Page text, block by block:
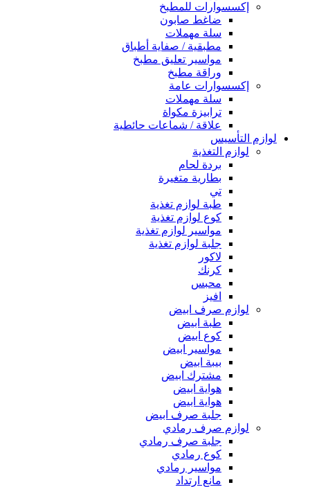
إكسسوارات للمطبخ
ضاغط صابون
سلة مهملات
مطبقية / صفاية أطباق
مواسير تعليق مطبخ
وراقة مطبخ
إكسسوارات عامة
سلة مهملات
ترابيزة مكواة
علاقة / شماعات حائطية
لوازم التأسيس
لوازم التغذية
بردة لحام
بطارية متغيرة
تي
طبة لوازم تغذية
كوع لوازم تغذية
مواسير لوازم تغذية
جلبة لوازم تغذية
لاكور
كرنك
محبس
افيز
لوازم صرف ابيض
طبة ابيض
كوع ابيض
مواسير ابيض
بيبة ابيض
مشترك ابيض
هواية ابيض
هواية ابيض
جلبة صرف ابيض
لوازم صرف رمادي
جلبة صرف رمادي
كوع رمادي
مواسير رمادي
مانع ارتداد